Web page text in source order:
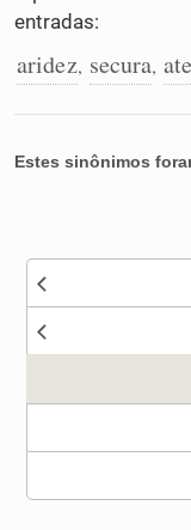
Conexões
Caça-palavras
entradas:
aridez, secura,
Estes sinônimos
Nenhum dos